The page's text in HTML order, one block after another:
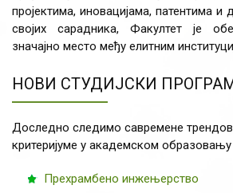
пројектима, иновацијама, патентима
својих сарадника, Факултет је
значајно место међу елитним
НОВИ СТУДИЈСКИ
Доследно следимо савремене
критеријуме у академском
Прехрамбено инжењерство